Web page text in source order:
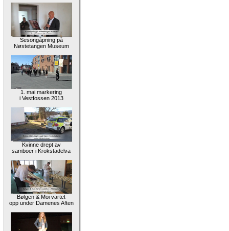
Sesongåpning på
Nøstetangen Museum
1. mai markering
i Vestfossen 2013
Kvinne drept av
samboer i Krokstadelva
Bølgen & Moi vartet
opp under Damenes Aften